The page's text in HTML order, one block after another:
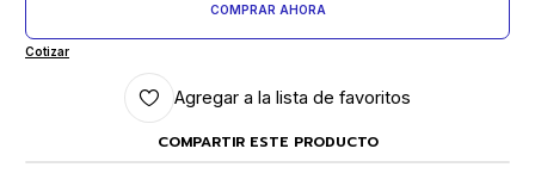
COMPRAR AHORA
Cotizar
Agregar a la lista de favoritos
COMPARTIR ESTE PRODUCTO